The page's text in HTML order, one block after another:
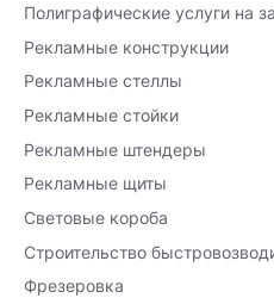
Полиграфические услуги на
Рекламные конструкции
Рекламные стеллы
Рекламные стойки
Рекламные штендеры
Рекламные щиты
Световые короба
Строительство
Фрезеровка